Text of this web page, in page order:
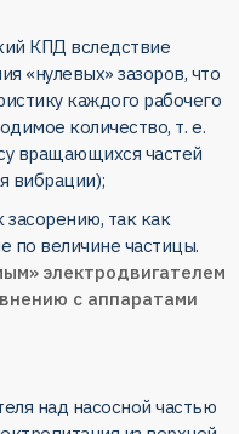
КПД вследствие
«нулевых» зазоров, что
каждого рабочего
количество, т. е.
вращающихся частей
вибрации);
так как
по величине частицы.
электродвигателем
с аппаратами
над насосной частью